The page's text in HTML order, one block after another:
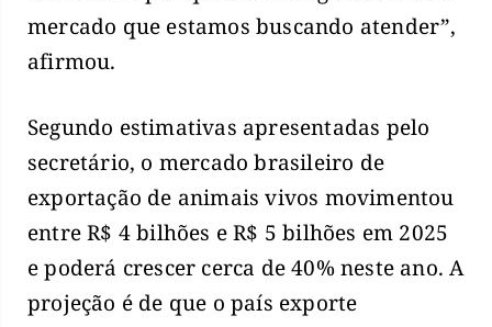
mercado que estamos buscando atender”,
afirmou.
Segundo estimativas apresentadas pelo
secretário, o mercado brasileiro de
exportação de animais vivos movimentou
entre R$ 4 bilhões e R$ 5 bilhões em 2025
e poderá crescer cerca de 40% neste ano. A
projeção é de que o país exporte